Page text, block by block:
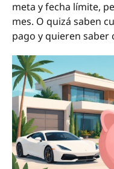
meta y fecha límite,
mes. O quizá saben
pago y quieren saber